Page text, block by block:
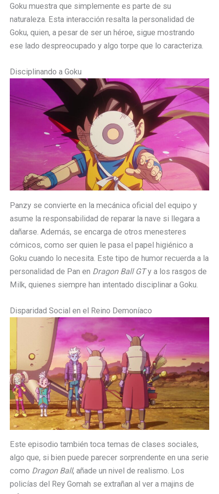
Goku muestra que simplemente es parte de su
naturaleza. Esta interacción resalta la personalidad de
Goku, quien, a pesar de ser un héroe, sigue mostrando
ese lado despreocupado y algo torpe que lo caracteriza.
Disciplinando a Goku
Panzy se convierte en la mecánica oficial del equipo y
asume la responsabilidad de reparar la nave si llegara a
dañarse. Además, se encarga de otros menesteres
cómicos, como ser quien le pasa el papel higiénico a
Goku cuando lo necesita. Este tipo de humor recuerda a la
personalidad de Pan en Dragon Ball GTy a los rasgos de
Milk, quienes siempre han intentado disciplinar a Goku.
Disparidad Social en el Reino Demoníaco
Este episodio también toca temas de clases sociales,
algo que, si bien puede parecer sorprendente en una serie
como Dragon Ball, añade un nivel de realismo. Los
policías del Rey Gomah se extrañan al ver a majins de